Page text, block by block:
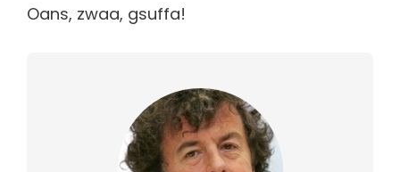
Oans, zwaa, gsuffa!